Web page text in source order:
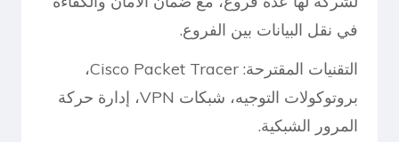
في نقل البيانات بين الفروع.
التقنيات المقترحة: Cisco Packet Tracer،
بروتوكولات التوجيه، شبكات VPN، إدارة حركة
المرور الشبكية.